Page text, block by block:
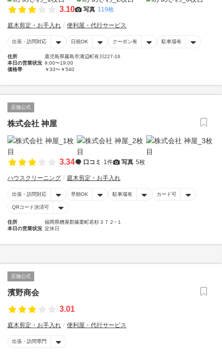
3.10 写真 119枚
庭木剪定・お手入れ 便利屋・代行サービス
出張・訪問対応 日祝OK クーポン有 駐車場有
住所
鹿児島県霧島市溝辺町有川227-16
本日の営業状況 9:00〜19:00
価格帯
￥33〜￥540
店舗公式
株式会社 神屋
3.34 口コミ 1件 写真 5枚
ハウスクリーニング 庭木剪定・お手入れ
出張・訪問対応 早朝OK 駐車場有 カード可
QRコード決済可
住所
福岡県糟屋郡篠栗町若杉３７２−１
本日の営業状況 定休日
店舗公式
濱野商会
3.01
庭木剪定・お手入れ 便利屋・代行サービス
出張・訪問専門